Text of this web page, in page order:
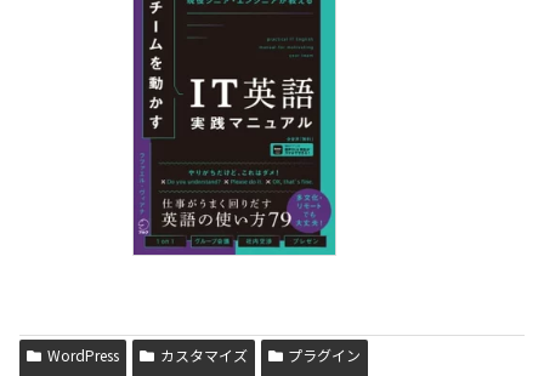
WordPress カスタマイズ プラグイン